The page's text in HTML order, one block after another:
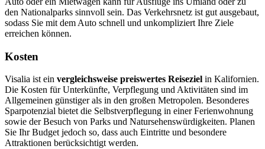
den Nationalparks sinnvoll sein. Das Verkehrsnetz ist gut ausgebaut,
sodass Sie mit dem Auto schnell und unkompliziert Ihre Ziele
erreichen können.
Kosten
Visalia ist ein vergleichsweise preiswertes Reiseziel in Kalifornien.
Die Kosten für Unterkünfte, Verpflegung und Aktivitäten sind im
Allgemeinen günstiger als in den großen Metropolen. Besonderes
Sparpotenzial bietet die Selbstverpflegung in einer Ferienwohnung
sowie der Besuch von Parks und Natursehenswürdigkeiten. Planen
Sie Ihr Budget jedoch so, dass auch Eintritte und besondere
Attraktionen berücksichtigt werden.